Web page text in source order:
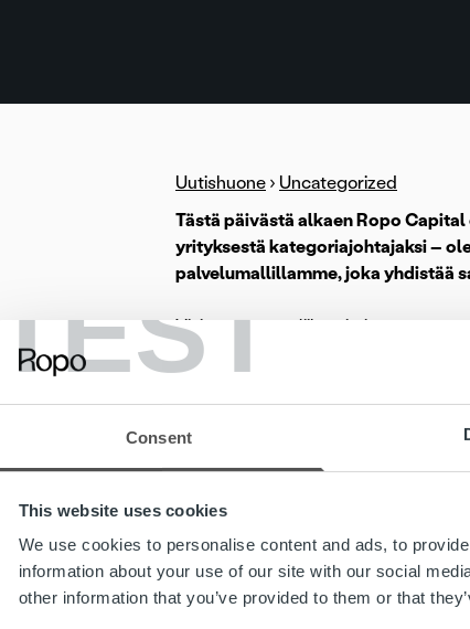
TEST
Consent
This website uses cookies
We use cookies to personalise content and ads, to
information about your use of our site with our social
other information that you’ve provided to them or that
Uutishuone › Uncategorized
Tästä päivästä alkaen Ropo
yrityksestä kategoriajohtajaksi –
palvelumallillamme, joka yhdistää
Visionamme on liiketoiminnan
strateginen kumppani, joka
Uudistetussa ulkoasussamme
vahvemmin esille henkilöstöämme
yksinkertaisuus, selkeys ja
Osana brändiuudistusta
MyRopo -asiakaspalveluportaalin,